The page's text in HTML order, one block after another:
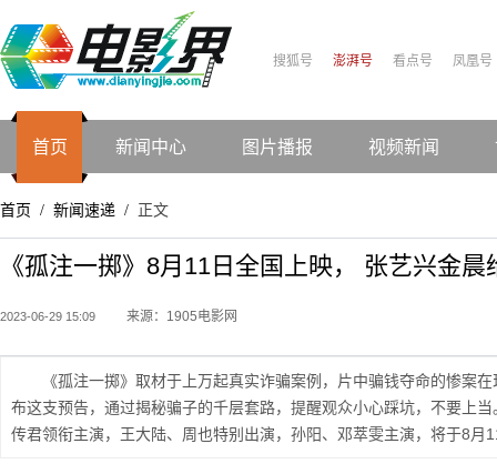
搜狐号 澎湃号 看点号 凤凰号
首页 新闻中心 图片播报 视频新闻
首页 / 新闻速递 / 正文
《孤注一掷》8月11日全国上映， 张艺兴金
2023-06-29 15:09 来源：1905电影网
《孤注一掷》取材于上万起真实诈骗案例，片中骗钱夺命的惨案
布这支预告，通过揭秘骗子的千层套路，提醒观众小心踩坑，不要上
传君领衔主演，王大陆、周也特别出演，孙阳、邓萃雯主演，将于8月